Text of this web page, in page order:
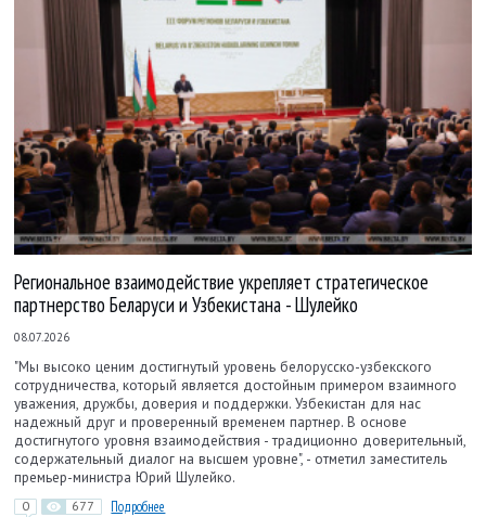
Региональное взаимодействие укрепляет стратегическое
партнерство Беларуси и Узбекистана - Шулейко
08.07.2026
"Мы высоко ценим достигнутый уровень белорусско-узбекского
сотрудничества, который является достойным примером взаимного
уважения, дружбы, доверия и поддержки. Узбекистан для нас
надежный друг и проверенный временем партнер. В основе
достигнутого уровня взаимодействия - традиционно доверительный,
содержательный диалог на высшем уровне", - отметил заместитель
премьер-министра Юрий Шулейко.
0 677 Подробнее